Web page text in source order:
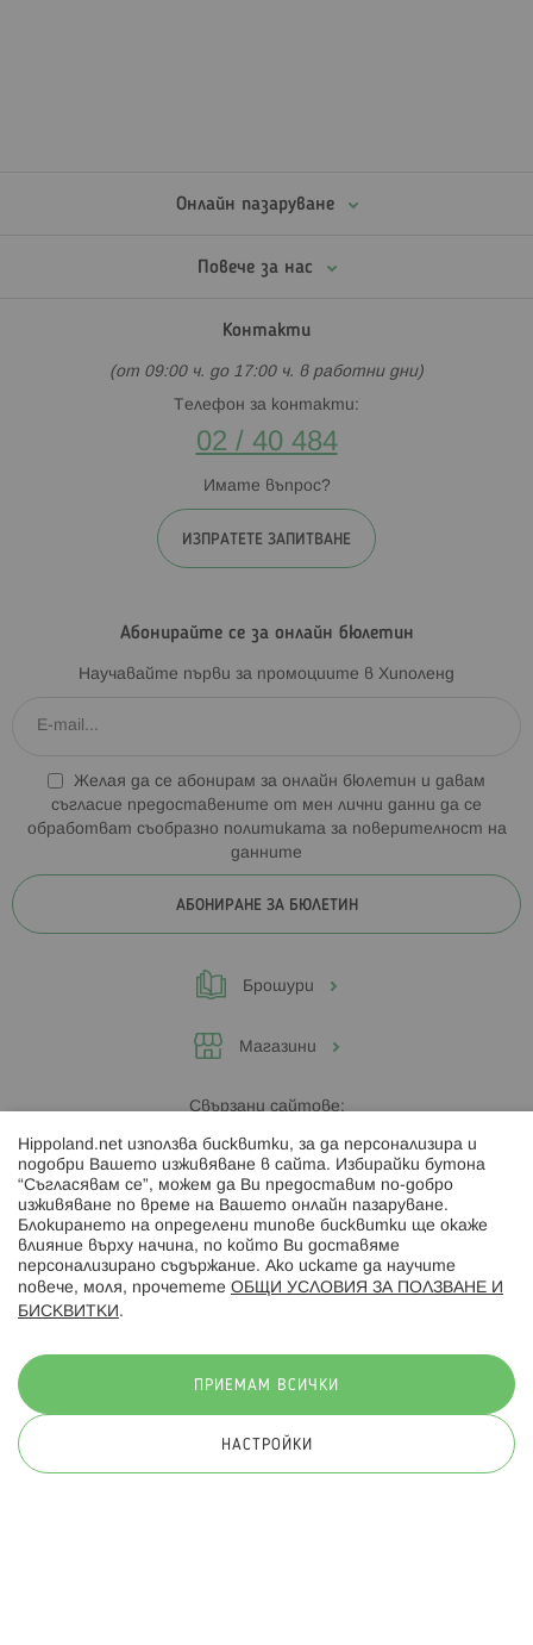
Онлайн пазаруване
Повече за нас
Контакти
(от 09:00 ч. до 17:00 ч. в работни дни)
Телефон за контакти:
02 / 40 484
Имате въпрос?
ИЗПРАТЕТЕ ЗАПИТВАНЕ
Абонирайте се за онлайн бюлетин
Научавайте първи за промоциите в Хиполенд
Желая да се абонирам за онлайн бюлетин и давам
съгласие предоставените от мен лични данни да се
обработват съобразно политиката за поверителност на
данните
АБОНИРАНЕ ЗА БЮЛЕТИН
Брошури
Магазини
Свързани сайтове:
Hippoland.ro
Последвайте ни:
© 2026 Hippoland.net. Всички права запазени
Hippoland.net използва бисквитки, за да персонализира и
подобри Вашето изживяване в сайта. Избирайки бутона
“Съгласявам се”, можем да Ви предоставим по-добро
изживяване по време на Вашето онлайн пазаруване.
Блокирането на определени типове бисквитки ще окаже
влияние върху начина, по който Ви доставяме
персонализирано съдържание. Ако искате да научите
повече, моля, прочетете ОБЩИ УСЛОВИЯ ЗА ПОЛЗВАНЕ И
БИСКВИТКИ .
ПРИЕМАМ ВСИЧКИ
НАСТРОЙКИ